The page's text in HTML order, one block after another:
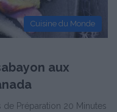
Cuisine du Monde
aux
Préparation 20 Minutes